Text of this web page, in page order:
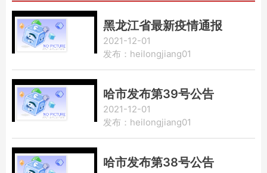
黑龙江省最新疫情通报
2021-12-01
发布：heilongjiang01
哈市发布第39号公告
2021-12-01
发布：heilongjiang01
哈市发布第38号公告